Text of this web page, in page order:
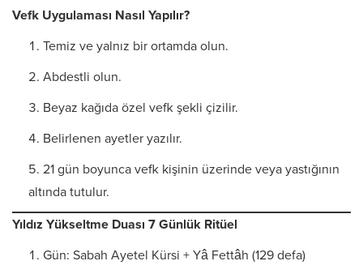
Vefk Uygulaması Nasıl Yapılır?
Temiz ve yalnız bir ortamda olun.
Abdestli olun.
Beyaz kağıda özel vefk şekli çizilir.
Belirlenen ayetler yazılır.
21 gün boyunca vefk kişinin üzerinde veya yastığının
altında tutulur.
Yıldız Yükseltme Duası 7 Günlük Ritüel
Gün: Sabah Ayetel Kürsi + Yâ Fettâh (129 defa)